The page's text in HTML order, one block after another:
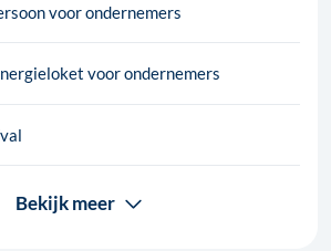
voor ondernemers
voor ondernemers
Bekijk meer